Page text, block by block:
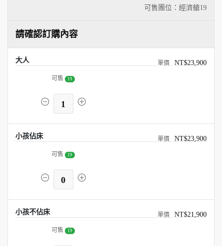
可售團位：經濟艙19
請確認訂購內容
大人 NT$23,900
可售 19
1
小孩佔床 NT$23,900
可售 19
0
小孩不佔床 NT$21,900
可售 19